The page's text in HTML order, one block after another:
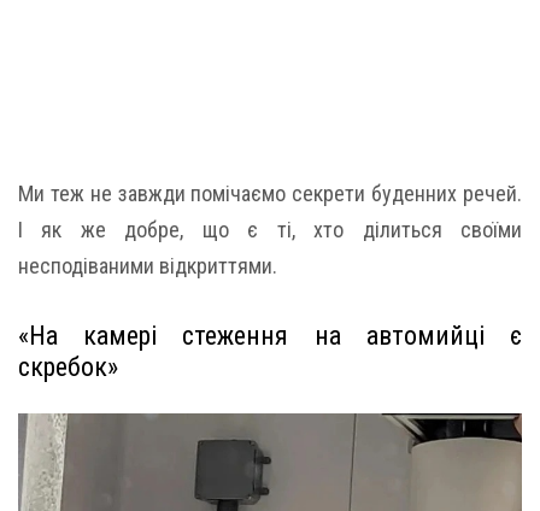
Ми теж не завжди помічаємо секрети буденних речей.
І як же добре, що є ті, хто ділиться своїми
несподіваними відкриттями.
«На камері стеження на автомийці є
скребок»